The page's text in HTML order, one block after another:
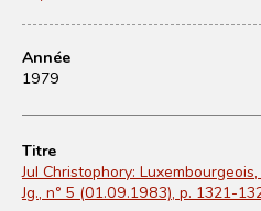
Année
1979
Titre
Jul Christophory:
Jg., nº 5 (01.09.1983), p. 1321-